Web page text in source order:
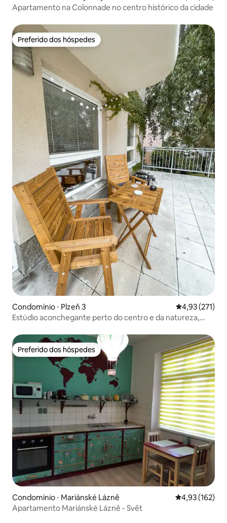
Apartamento na Colonnade no centro histórico da cidade
Preferido dos hóspedes
Preferido dos hóspedes
Condomínio ⋅ Plzeň 3 4,93 de uma
4,93 (271)
Estúdio aconchegante perto do centro e da natureza,
Preferido dos hóspedes
Preferido dos hóspedes
Condomínio ⋅ Mariánské Lázně 4,93 de uma
4,93 (162)
Apartamento Mariánské Lázně - Svět